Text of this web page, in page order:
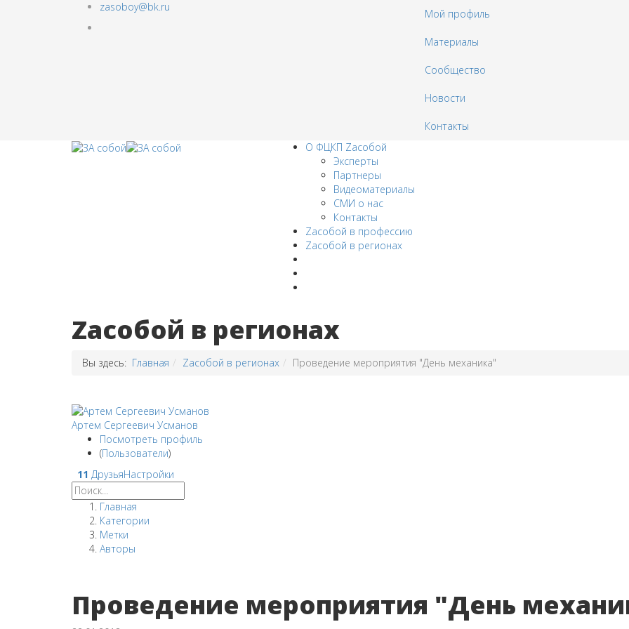
zasoboy@bk.ru
Мой профиль
Материалы
Сообщество
Новости
Контакты
О ФЦКП Zасобой
Эксперты
Партнеры
Видеоматериалы
СМИ о нас
Контакты
Zacобой в профессию
Zaсобой в регионах
Zaсобой в регионах
Вы здесь: Главная Zaсобой в регионах Проведение мероприятия "День механика"
Артем Сергеевич Усманов
Посмотреть профиль
(Пользователи)
11 ДрузьяНастройки
Главная
Категории
Метки
Авторы
Проведение мероприятия "День